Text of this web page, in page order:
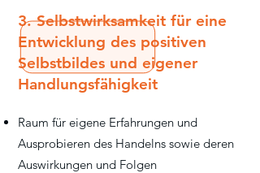
3. Selbstwirksamkeit für eine
Entwicklung des positiven
Selbstbildes und eigener
Handlungsfähigkeit
Raum für eigene Erfahrungen und
Ausprobieren des Handelns sowie deren
Auswirkungen und Folgen